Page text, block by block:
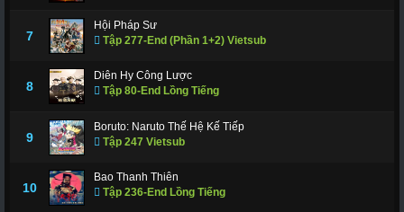
7
Hội Pháp Sư
Tập 277-End (Phần 1+2) Vietsub
8
Diên Hy Công Lược
Tập 80-End Lồng Tiếng
9
Boruto: Naruto Thế Hệ Kế Tiếp
Tập 247 Vietsub
10
Bao Thanh Thiên
Tập 236-End Lồng Tiếng